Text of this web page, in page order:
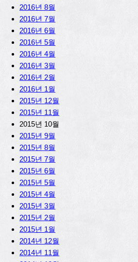
2016년 8월
2016년 7월
2016년 6월
2016년 5월
2016년 4월
2016년 3월
2016년 2월
2016년 1월
2015년 12월
2015년 11월
2015년 10월
2015년 9월
2015년 8월
2015년 7월
2015년 6월
2015년 5월
2015년 4월
2015년 3월
2015년 2월
2015년 1월
2014년 12월
2014년 11월